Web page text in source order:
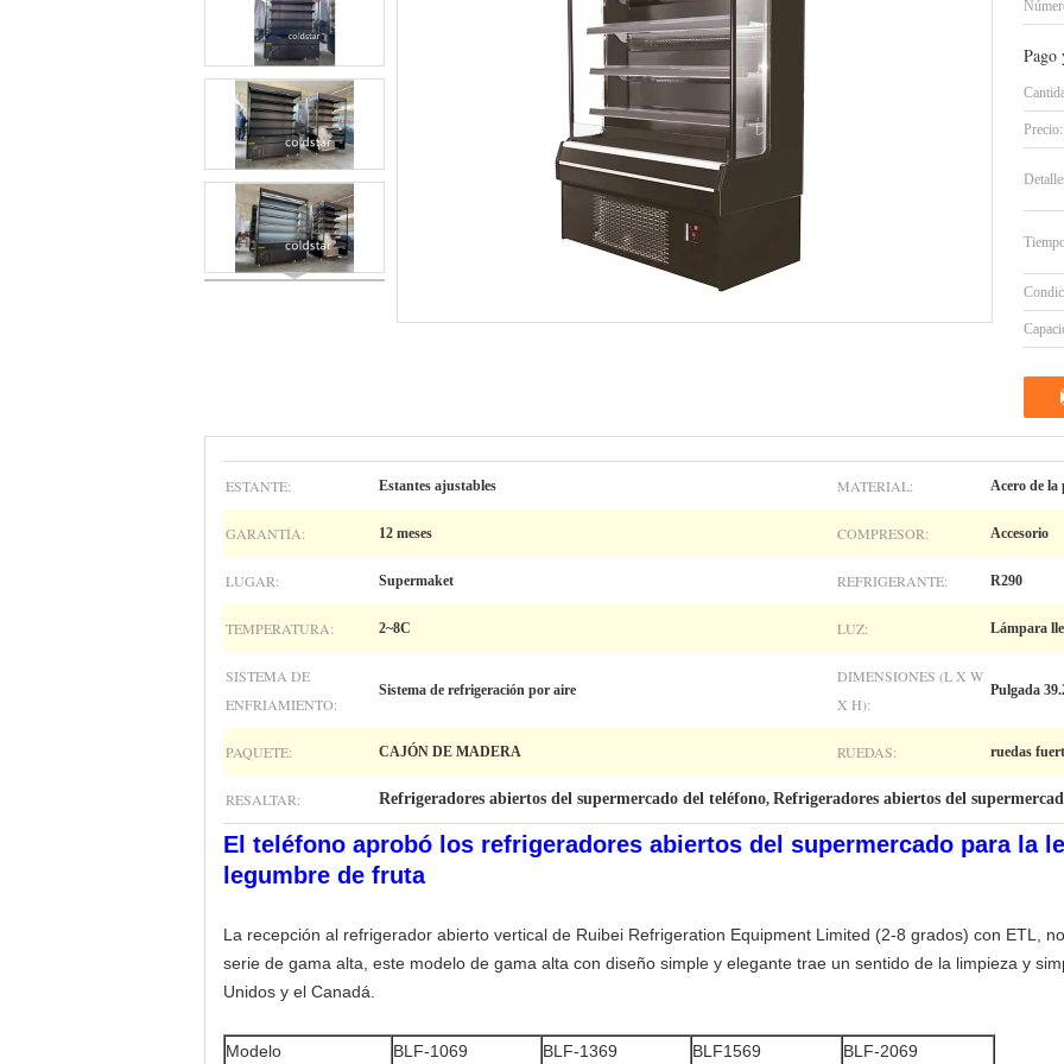
Pago
Precio:
ESTANTE: Estantes ajustables MATERIAL: Acero de
GARANTÍA: 12 meses COMPRESOR: Accesorio
LUGAR: Supermaket REFRIGERANTE: R290
TEMPERATURA: 2~8C LUZ: Lámpara
SISTEMA DE
ENFRIAMIENTO:
Sistema de refrigeración por aire
DIMENSIONES (L X W
X H):
Pulgada
PAQUETE: CAJÓN DE MADERA RUEDAS: ruedas
RESALTAR: Refrigeradores abiertos del supermercado del teléfono, Refrigeradores abiertos del
El teléfono aprobó los refrigeradores abiertos del supermercado para la
legumbre de fruta
La recepción al refrigerador abierto vertical de Ruibei Refrigeration Equipment Limited (2-8 grados) con ETL,
serie de gama alta, este modelo de gama alta con diseño simple y elegante trae un sentido de la limpieza y
Unidos y el Canadá.
Modelo BLF-1069 BLF-1369 BLF1569 BLF-2069